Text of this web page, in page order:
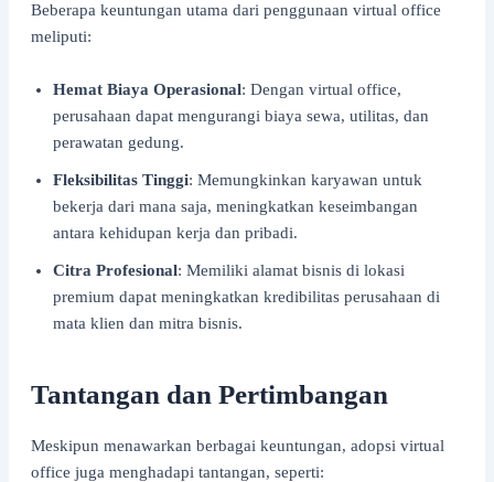
Beberapa keuntungan utama dari penggunaan virtual office
meliputi:
Hemat Biaya Operasional: Dengan virtual office,
perusahaan dapat mengurangi biaya sewa, utilitas, dan
perawatan gedung.
Fleksibilitas Tinggi: Memungkinkan karyawan untuk
bekerja dari mana saja, meningkatkan keseimbangan
antara kehidupan kerja dan pribadi.
Citra Profesional: Memiliki alamat bisnis di lokasi
premium dapat meningkatkan kredibilitas perusahaan di
mata klien dan mitra bisnis.
Tantangan dan Pertimbangan
Meskipun menawarkan berbagai keuntungan, adopsi virtual
office juga menghadapi tantangan, seperti: